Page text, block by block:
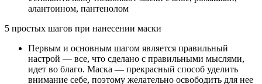
алантоином, пантенолом
5 простых шагов при нанесении маски
Первым и основным шагом является правильный
настрой — все, что сделано с правильными мыслями,
идет во благо. Маска — прекрасный способ уделить
внимание себе, поэтому желательно освободить для нее